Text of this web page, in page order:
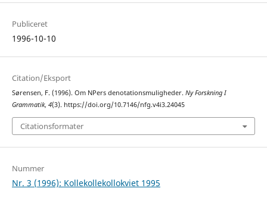
Publiceret
1996-10-10
Citation/Eksport
Sørensen, F. (1996). Om NPers denotationsmuligheder. Ny Forskning I
Grammatik, 4(3). https://doi.org/10.7146/nfg.v4i3.24045
Citationsformater
Nummer
Nr. 3 (1996): Kollekollekollokviet 1995